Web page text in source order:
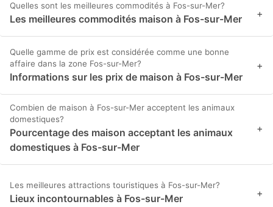
Quelles sont les meilleures commodités à Fos-sur-Mer?
Les meilleures commodités maison à Fos-sur-Mer +
Quelle gamme de prix est considérée comme une bonne
affaire dans la zone Fos-sur-Mer?
Informations sur les prix de maison à Fos-sur-Mer
+
Combien de maison à Fos-sur-Mer acceptent les animaux
domestiques?
Pourcentage des maison acceptant les animaux
domestiques à Fos-sur-Mer
+
Les meilleures attractions touristiques à Fos-sur-Mer?
Lieux incontournables à Fos-sur-Mer +